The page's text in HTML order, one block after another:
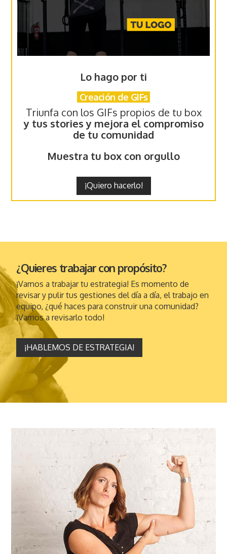
Lo hago por ti
Creación de GIFs
Triunfa con los GIFs propios de tu box
y tus stories y mejora el compromiso
de tu comunidad
Muestra tu box con orgullo
¡Quiero hacerlo!
¿Quieres trabajar con propósito?
¡Vamos a trabajar tu estrategia! Es momento de
revisar y pulir tus gestiones del día a día, el trabajo en
equipo, ¿qué haces para construir una comunidad?
¡Vamos a revisarlo todo!
¡HABLEMOS DE ESTRATEGIA!